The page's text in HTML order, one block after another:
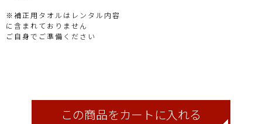
※補正用タオルはレンタル内容
に含まれておりません
ご自身でご準備ください
この商品をカートに入れる